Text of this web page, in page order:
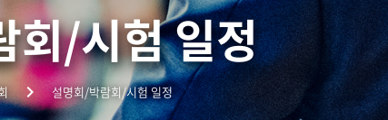
회/시험 일정
설명회/박람회/시험 일정